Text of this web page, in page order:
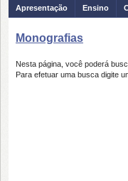
Apresentação Ensino
Monografias
Nesta página, você poderá
Para efetuar uma busca digite